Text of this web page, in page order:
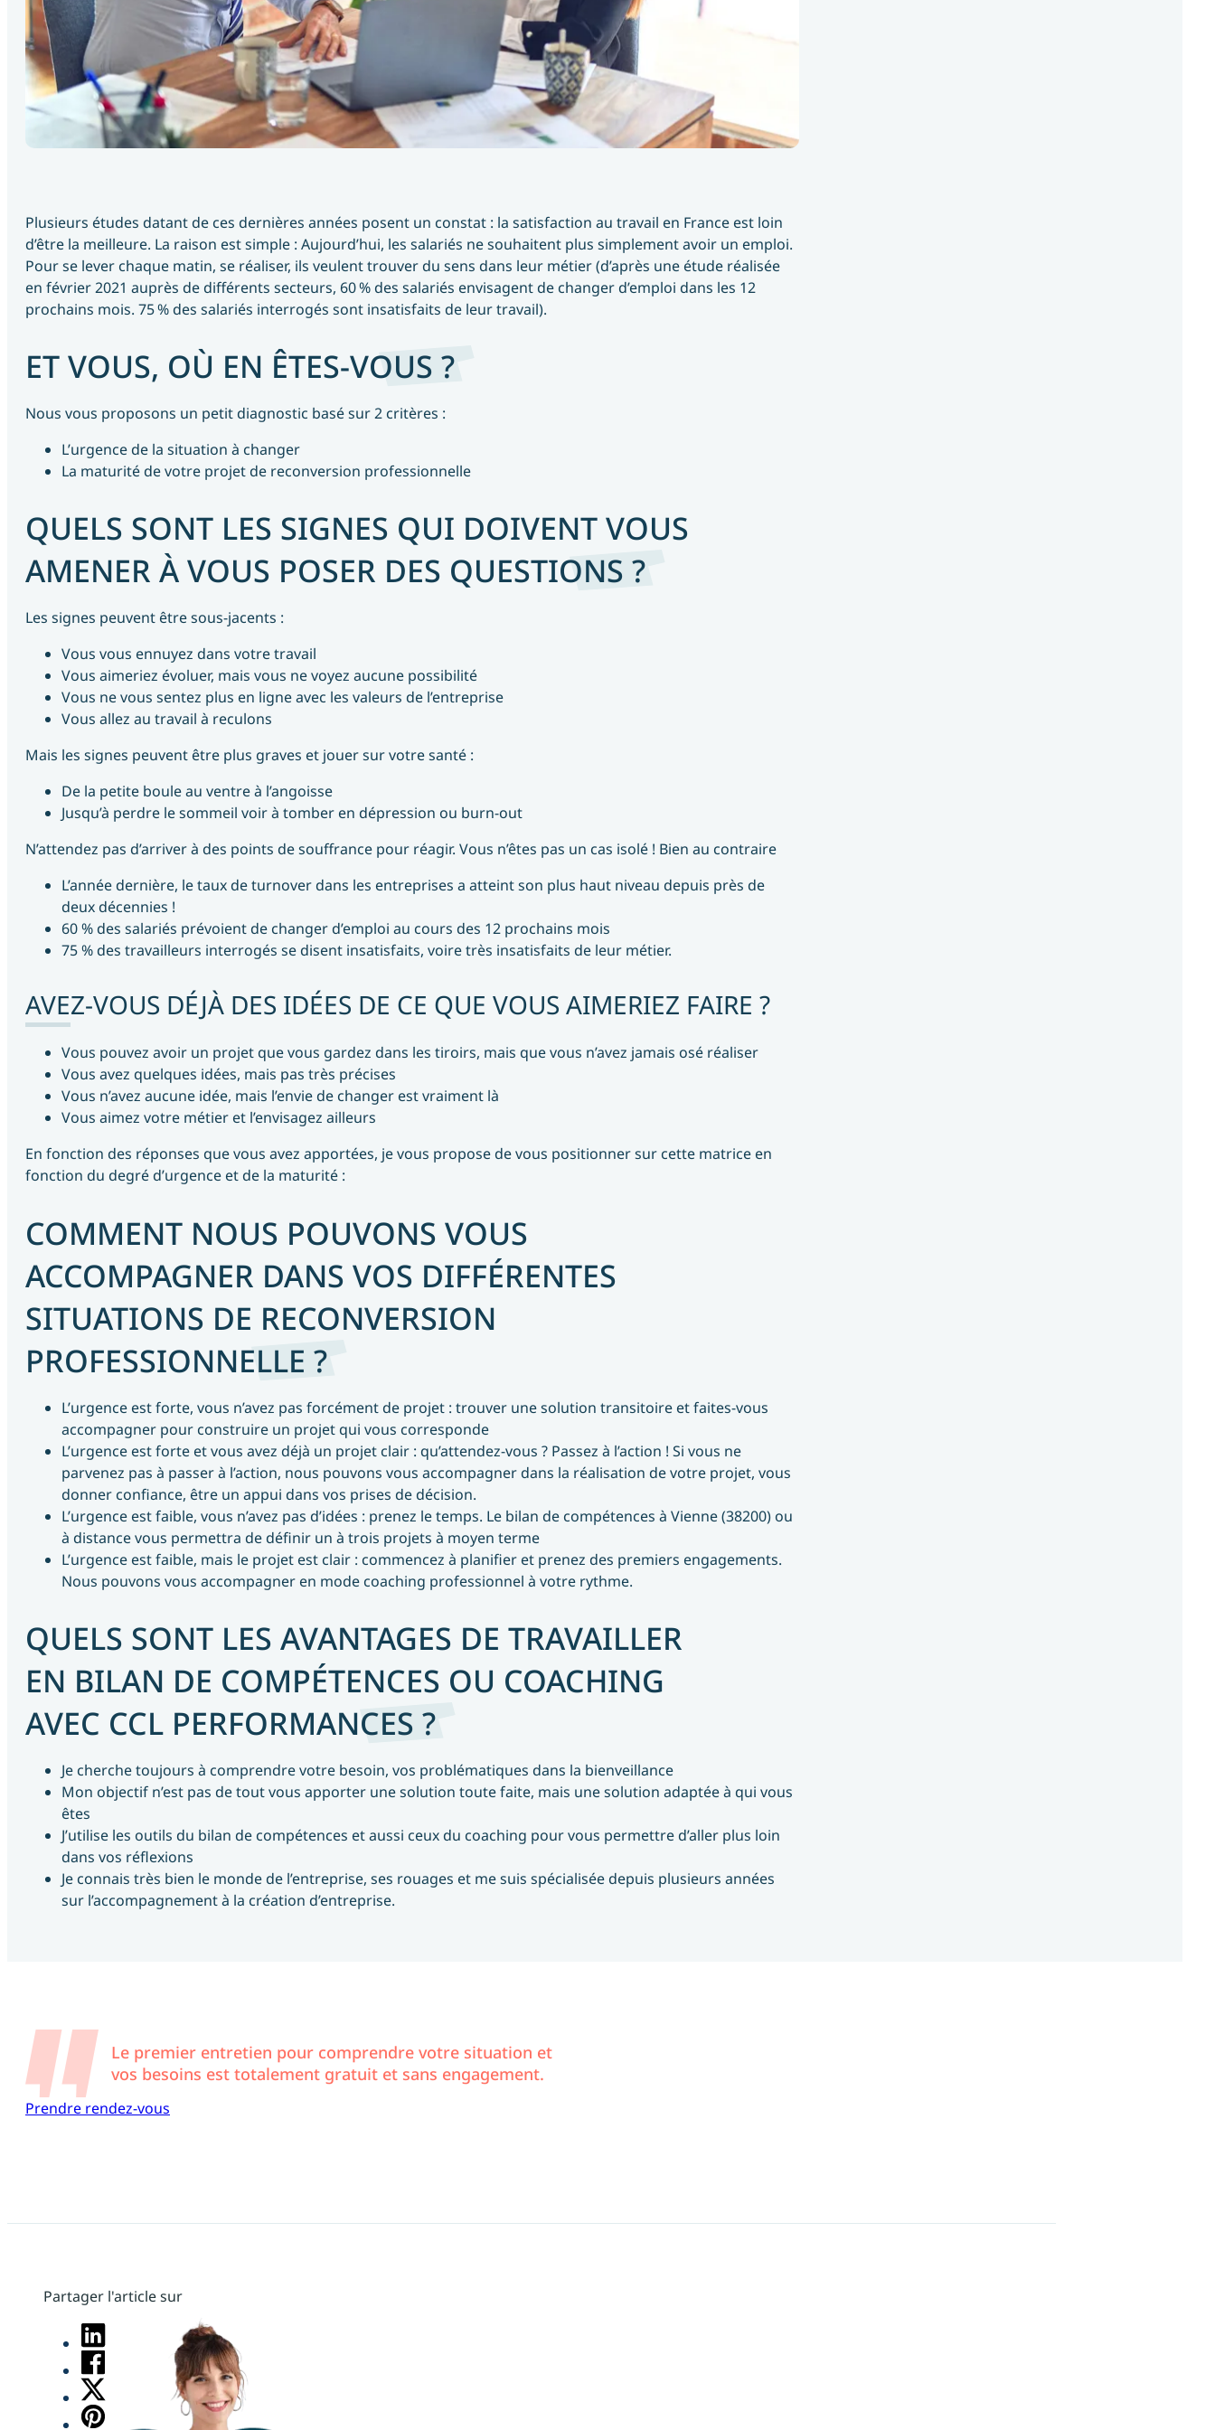
Formations
Les
fondamentaux
du
management
ses priorités
Formation
Mieux
communiquer
avec le DISC
Redéfinir sa
stratégie
Actualités
Plusieurs études datant de ces dernières années posent un constat : la satisfaction au travail en France est loin
d’être la meilleure. La raison est simple : Aujourd’hui, les salariés ne souhaitent plus simplement avoir un emploi.
Pour se lever chaque matin, se réaliser, ils veulent trouver du sens dans leur métier (d’après une étude réalisée
en février 2021 auprès de différents secteurs, 60 % des salariés envisagent de changer d’emploi dans les 12
prochains mois. 75 % des salariés interrogés sont insatisfaits de leur travail).
ET VOUS, OÙ EN ÊTES-VOUS ?
Nous vous proposons un petit diagnostic basé sur 2 critères :
L’urgence de la situation à changer
La maturité de votre projet de reconversion professionnelle
QUELS SONT LES SIGNES QUI DOIVENT VOUS
AMENER À VOUS POSER DES QUESTIONS ?
Les signes peuvent être sous-jacents :
Vous vous ennuyez dans votre travail
Vous aimeriez évoluer, mais vous ne voyez aucune possibilité
Vous ne vous sentez plus en ligne avec les valeurs de l’entreprise
Vous allez au travail à reculons
Mais les signes peuvent être plus graves et jouer sur votre santé :
De la petite boule au ventre à l’angoisse
Jusqu’à perdre le sommeil voir à tomber en dépression ou burn-out
N’attendez pas d’arriver à des points de souffrance pour réagir. Vous n’êtes pas un cas isolé ! Bien au contraire
L’année dernière, le taux de turnover dans les entreprises a atteint son plus haut niveau depuis près de
deux décennies !
60 % des salariés prévoient de changer d’emploi au cours des 12 prochains mois
75 % des travailleurs interrogés se disent insatisfaits, voire très insatisfaits de leur métier.
AVEZ-VOUS DÉJÀ DES IDÉES DE CE QUE VOUS AIMERIEZ FAIRE ?
Vous pouvez avoir un projet que vous gardez dans les tiroirs, mais que vous n’avez jamais osé réaliser
Vous avez quelques idées, mais pas très précises
Vous n’avez aucune idée, mais l’envie de changer est vraiment là
Vous aimez votre métier et l’envisagez ailleurs
En fonction des réponses que vous avez apportées, je vous propose de vous positionner sur cette matrice en
fonction du degré d’urgence et de la maturité :
COMMENT NOUS POUVONS VOUS
ACCOMPAGNER DANS VOS DIFFÉRENTES
SITUATIONS DE RECONVERSION
PROFESSIONNELLE ?
L’urgence est forte, vous n’avez pas forcément de projet : trouver une solution transitoire et faites-vous
accompagner pour construire un projet qui vous corresponde
L’urgence est forte et vous avez déjà un projet clair : qu’attendez-vous ? Passez à l’action ! Si vous ne
parvenez pas à passer à l’action, nous pouvons vous accompagner dans la réalisation de votre projet, vous
donner confiance, être un appui dans vos prises de décision.
L’urgence est faible, vous n’avez pas d’idées : prenez le temps. Le bilan de compétences à Vienne (38200) ou
à distance vous permettra de définir un à trois projets à moyen terme
L’urgence est faible, mais le projet est clair : commencez à planifier et prenez des premiers engagements.
Nous pouvons vous accompagner en mode coaching professionnel à votre rythme.
QUELS SONT LES AVANTAGES DE TRAVAILLER
EN BILAN DE COMPÉTENCES OU COACHING
AVEC CCL PERFORMANCES ?
Je cherche toujours à comprendre votre besoin, vos problématiques dans la bienveillance
Mon objectif n’est pas de tout vous apporter une solution toute faite, mais une solution adaptée à qui vous
êtes
J’utilise les outils du bilan de compétences et aussi ceux du coaching pour vous permettre d’aller plus loin
dans vos réflexions
Je connais très bien le monde de l’entreprise, ses rouages et me suis spécialisée depuis plusieurs années
sur l’accompagnement à la création d’entreprise.
Le premier entretien pour comprendre votre situation et
vos besoins est totalement gratuit et sans engagement.
Prendre rendez-vous
Partager l'article sur